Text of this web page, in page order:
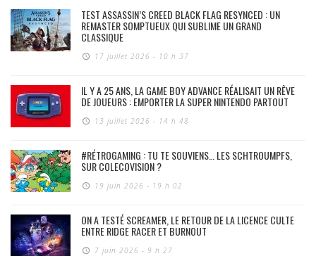
TEST ASSASSIN’S CREED BLACK FLAG RESYNCED : UN
REMASTER SOMPTUEUX QUI SUBLIME UN GRAND
CLASSIQUE
17 juillet 2026 - 10 h 37
IL Y A 25 ANS, LA GAME BOY ADVANCE RÉALISAIT UN RÊVE
DE JOUEURS : EMPORTER LA SUPER NINTENDO PARTOUT
13 juillet 2026 - 14 h 48
#RÉTROGAMING : TU TE SOUVIENS… LES SCHTROUMPFS,
SUR COLECOVISION ?
19 juin 2026 - 19 h 02
ON A TESTÉ SCREAMER, LE RETOUR DE LA LICENCE CULTE
ENTRE RIDGE RACER ET BURNOUT
7 juin 2026 - 9 h 27